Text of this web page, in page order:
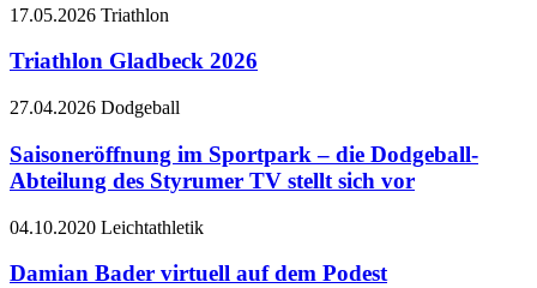
17.05.2026 Triathlon
Triathlon Gladbeck 2026
27.04.2026 Dodgeball
Saisoneröffnung im Sportpark – die Dodgeball-
Abteilung des Styrumer TV stellt sich vor
04.10.2020 Leichtathletik
Damian Bader virtuell auf dem Podest